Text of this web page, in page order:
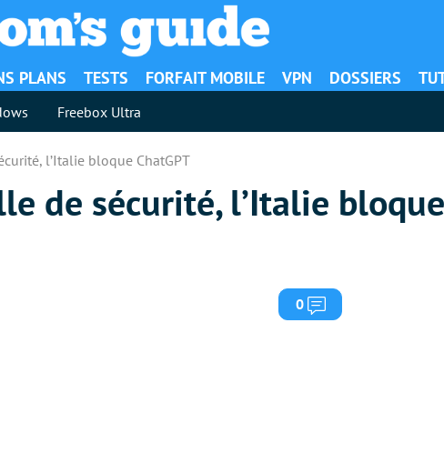
PLANS TESTS FORFAIT MOBILE VPN DOSSIERS
Freebox Ultra
l’Italie bloque ChatGPT
de sécurité, l’Italie bloque
0 Commentaires